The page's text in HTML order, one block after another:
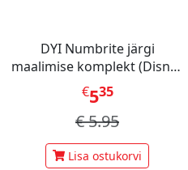
DYI Numbrite järgi
maalimise komplekt (Disney
Stitch Dinner Party)
€535
€5.95
Lisa ostukorvi